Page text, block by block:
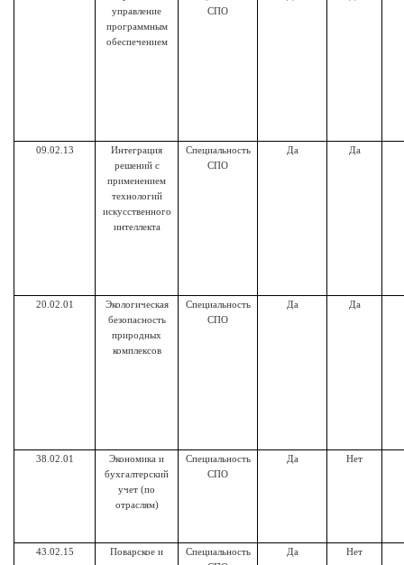
управление
программным
обеспечением
СПО
09.02.13
Интеграция
решений с
применением
технологий
искусственного
интеллекта
Специальность
СПО
Да Да
20.02.01
Экологическая
безопасность
природных
комплексов
Специальность
СПО
Да Да
38.02.01
Экономика и
бухгалтерский
учет (по
отраслям)
Специальность
СПО
Да Нет
43.02.15
Поварское и
Специальность
Да Нет